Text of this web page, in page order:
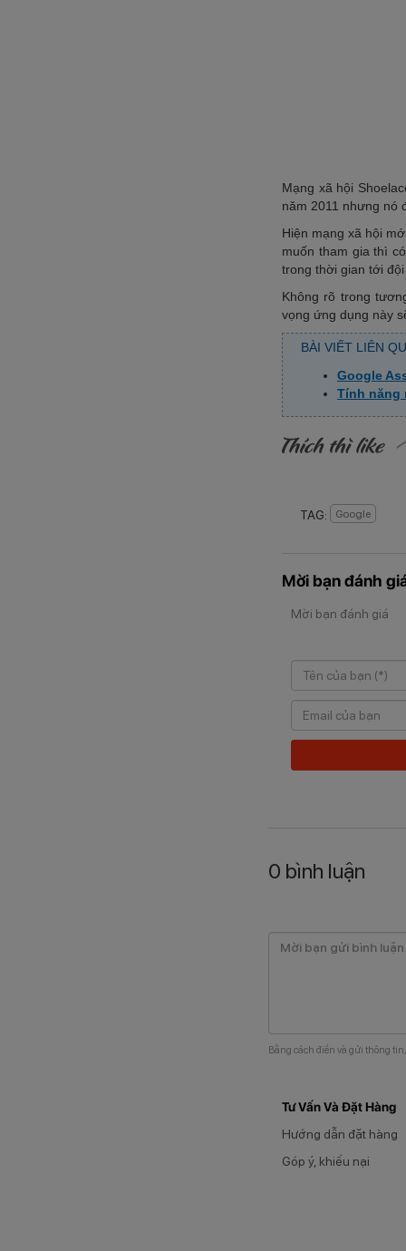
Mạng xã hội
năm 2011 nhưng
Hiện mạng xã hội
muốn tham gia thì
trong thời gian tới
Không rõ trong
vọng ứng dụng này
BÀI VIẾT LIÊN
Google
Tính năng
TAG: Google
Mời bạn đánh
Mời bạn đánh giá
0 bình luận
Bằng cách điền và gửi thông
Tư Vấn Và Đặt Hàng
Hướng dẫn đặt hàng
Góp ý, khiếu nại